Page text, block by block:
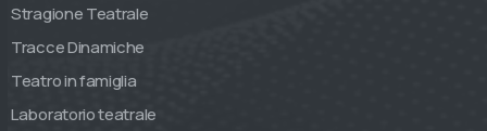
Stragione Teatrale
Tracce Dinamiche
Teatro in famiglia
Laboratorio teatrale